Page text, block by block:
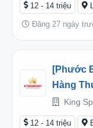
12 - 14 triệu
Đăng 27 ngày
[Phước
Hàng
King
12 - 14 triệu